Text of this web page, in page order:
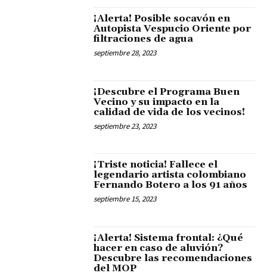
¡Alerta! Posible socavón en
Autopista Vespucio Oriente por
filtraciones de agua
septiembre 28, 2023
¡Descubre el Programa Buen
Vecino y su impacto en la
calidad de vida de los vecinos!
septiembre 23, 2023
¡Triste noticia! Fallece el
legendario artista colombiano
Fernando Botero a los 91 años
septiembre 15, 2023
¡Alerta! Sistema frontal: ¿Qué
hacer en caso de aluvión?
Descubre las recomendaciones
del MOP